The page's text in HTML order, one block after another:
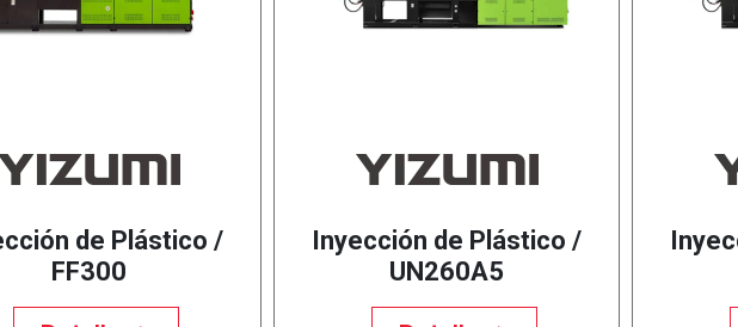
de Plástico /
FF300
Inyección de Plástico /
UN260A5